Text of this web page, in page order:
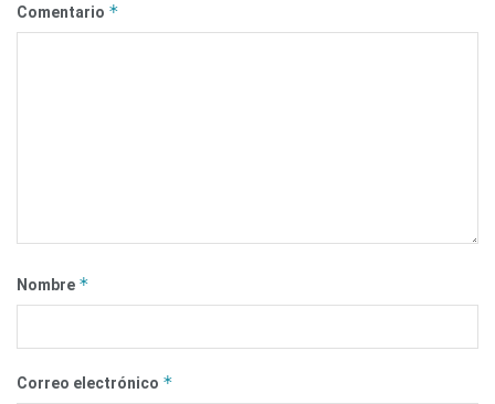
Comentario *
Nombre *
Correo electrónico *